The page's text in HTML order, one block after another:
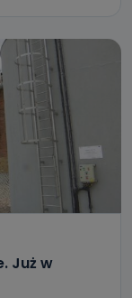
Już w